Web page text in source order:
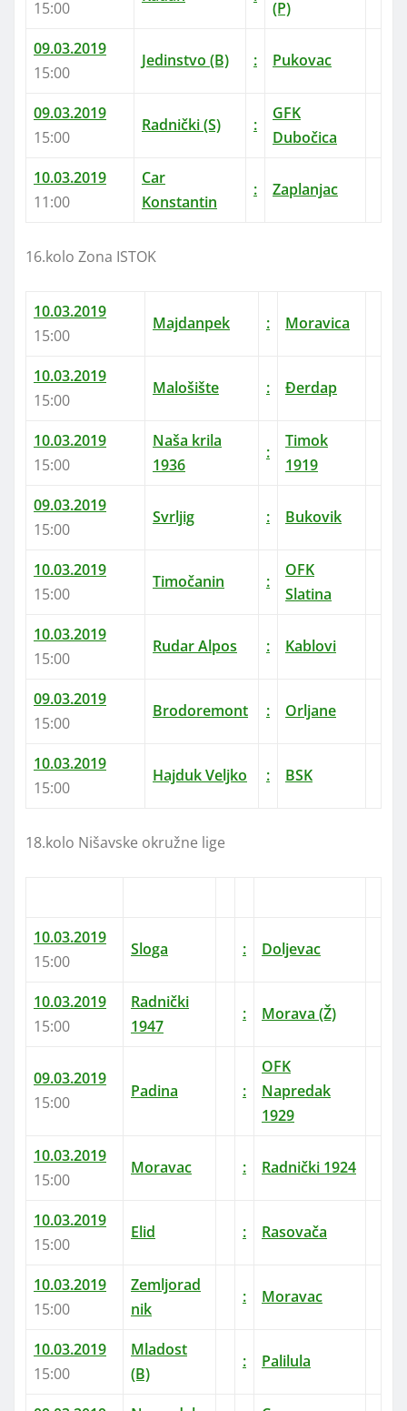
15:00
(P)
09.03.2019
15:00
Jedinstvo (B) : Pukovac
09.03.2019
15:00
Radnički (S) :
GFK
Dubočica
10.03.2019
11:00
Car
Konstantin
: Zaplanjac
16.kolo Zona ISTOK
10.03.2019
15:00
Majdanpek : Moravica
10.03.2019
15:00
Malošište : Đerdap
10.03.2019
15:00
Naša krila
1936
:
Timok
1919
09.03.2019
15:00
Svrljig : Bukovik
10.03.2019
15:00
Timočanin :
OFK
Slatina
10.03.2019
15:00
Rudar Alpos : Kablovi
09.03.2019
15:00
Brodoremont : Orljane
10.03.2019
15:00
Hajduk Veljko : BSK
18.kolo Nišavske okružne lige
10.03.2019
15:00
Sloga : Doljevac
10.03.2019
15:00
Radnički
1947
: Morava (Ž)
09.03.2019
15:00
Padina :
OFK
Napredak
1929
10.03.2019
15:00
Moravac : Radnički 1924
10.03.2019
15:00
Elid : Rasovača
10.03.2019
15:00
Zemljorad
nik
: Moravac
10.03.2019
15:00
Mladost
(B)
: Palilula